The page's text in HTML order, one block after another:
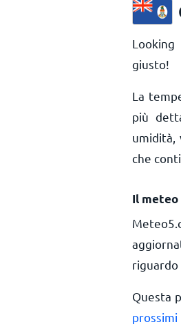
giusto!
La
più
umidità,
che
Il meteo
riguardo
Questa